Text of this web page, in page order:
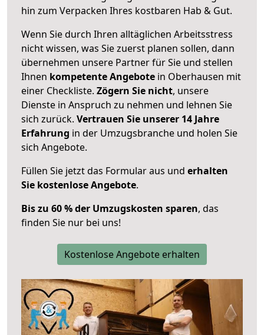
hin zum Verpacken Ihres kostbaren Hab & Gut.
Wenn Sie durch Ihren alltäglichen Arbeitsstress
nicht wissen, was Sie zuerst planen sollen, dann
übernehmen unsere Partner für Sie und stellen
Ihnen kompetente Angebote in Oberhausen mit
einer Checkliste. Zögern Sie nicht, unsere
Dienste in Anspruch zu nehmen und lehnen Sie
sich zurück. Vertrauen Sie unserer 14 Jahre
Erfahrung in der Umzugsbranche und holen Sie
sich Angebote.
Füllen Sie jetzt das Formular aus und erhalten
Sie kostenlose Angebote.
Bis zu 60 % der Umzugskosten sparen, das
finden Sie nur bei uns!
Kostenlose Angebote erhalten